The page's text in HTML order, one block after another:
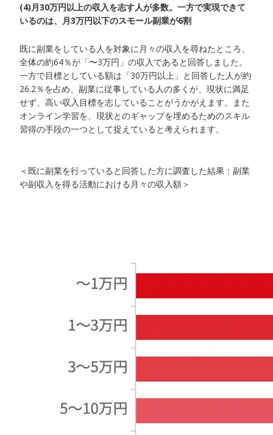
(4)月30万円以上の収入を志す人が多数。一方で実現できて
いるのは、月3万円以下のスモール副業が6割
既に副業をしている人を対象に月々の収入を尋ねたところ、
全体の約64％が「〜3万円」の収入であると回答しました。
一方で目標としている額は「30万円以上」と回答した人が約
26.2％を占め、副業に従事している人の多くが、現状に満足
せず、高い収入目標を志していることがうかがえます。また
オンライン学習を、現状とのギャップを埋めるためのスキル
習得の手段の一つとして捉えていると考えられます。
＜既に副業を行っていると回答した方に調査した結果：副業
や副収入を得る活動における月々の収入額＞